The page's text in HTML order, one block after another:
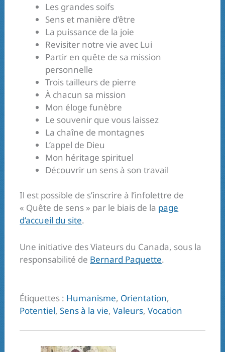
Les grandes soifs
Sens et manière d’être
La puissance de la joie
Revisiter notre vie avec Lui
Partir en quête de sa mission
personnelle
Trois tailleurs de pierre
À chacun sa mission
Mon éloge funèbre
Le souvenir que vous laissez
La chaîne de montagnes
L’appel de Dieu
Mon héritage spirituel
Découvrir un sens à son travail
Il est possible de s’inscrire à l’infolettre de
« Quête de sens » par le biais de la page
d’accueil du site.
Une initiative des Viateurs du Canada, sous la
responsabilité de Bernard Paquette.
Étiquettes : Humanisme, Orientation,
Potentiel,Sens à la vie,Valeurs,Vocation